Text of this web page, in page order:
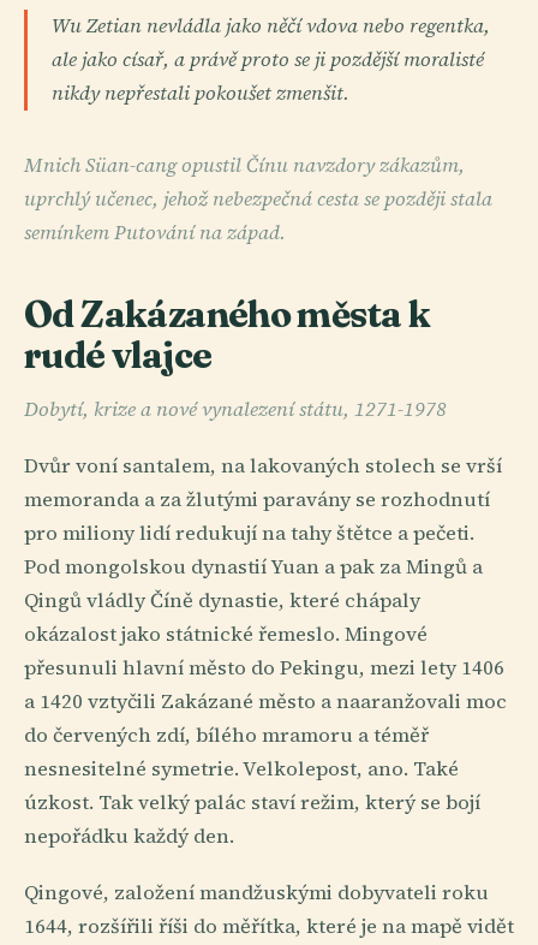
Wu Zetian nevládla jako něčí vdova nebo regentka,
ale jako císař, a právě proto se ji pozdější moralisté
nikdy nepřestali pokoušet zmenšit.
Mnich Süan-cang opustil Čínu navzdory zákazům,
uprchlý učenec, jehož nebezpečná cesta se později stala
semínkem Putování na západ.
Od Zakázaného města k
rudé vlajce
Dobytí, krize a nové vynalezení státu, 1271-1978
Dvůr voní santalem, na lakovaných stolech se vrší
memoranda a za žlutými paravány se rozhodnutí
pro miliony lidí redukují na tahy štětce a pečeti.
Pod mongolskou dynastií Yuan a pak za Mingů a
Qingů vládly Číně dynastie, které chápaly
okázalost jako státnické řemeslo. Mingové
přesunuli hlavní město do Pekingu, mezi lety 1406
a 1420 vztyčili Zakázané město a naaranžovali moc
do červených zdí, bílého mramoru a téměř
nesnesitelné symetrie. Velkolepost, ano. Také
úzkost. Tak velký palác staví režim, který se bojí
nepořádku každý den.
Qingové, založení mandžuskými dobyvateli roku
1644, rozšířili říši do měřítka, které je na mapě vidět